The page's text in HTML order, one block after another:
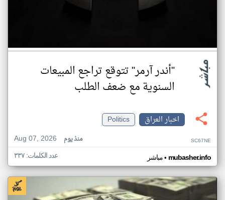
"أندر آرمر" تتوقع تراجع المبيعات
السنوية مع ضعف الطلب
اخبار العراق
Politics
Aug 07, 2026
منذ يوم SC67NE
مباشر• mubasher.info عدد الكلمات: ٣٣٧